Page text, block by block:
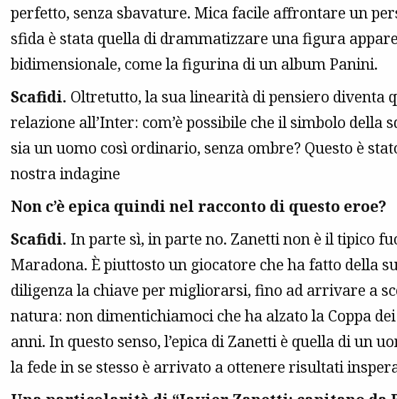
perfetto, senza sbavature. Mica facile affrontare un
sfida è stata quella di drammatizzare una figura
bidimensionale, come la figurina di un album Panini.
Scafidi. Oltretutto, la sua linearità di pensiero diventa
relazione all’Inter: com’è possibile che il simbolo della
sia un uomo così ordinario, senza ombre? Questo è
nostra indagine
Non c’è epica quindi nel racconto di questo eroe?
Scafidi. In parte sì, in parte no. Zanetti non è il tipico
Maradona. È piuttosto un giocatore che ha fatto della
diligenza la chiave per migliorarsi, fino ad arrivare a
natura: non dimentichiamoci che ha alzato la Coppa
anni. In questo senso, l’epica di Zanetti è quella di un
la fede in se stesso è arrivato a ottenere risultati